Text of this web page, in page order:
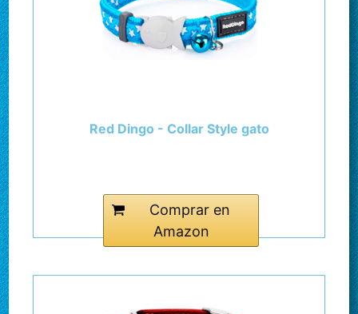
Red Dingo - Collar Style gato
Comprar en
Amazon